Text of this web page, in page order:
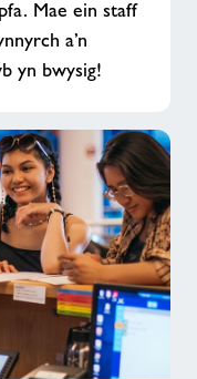
Mae ein staff
a’n
yn bwysig!